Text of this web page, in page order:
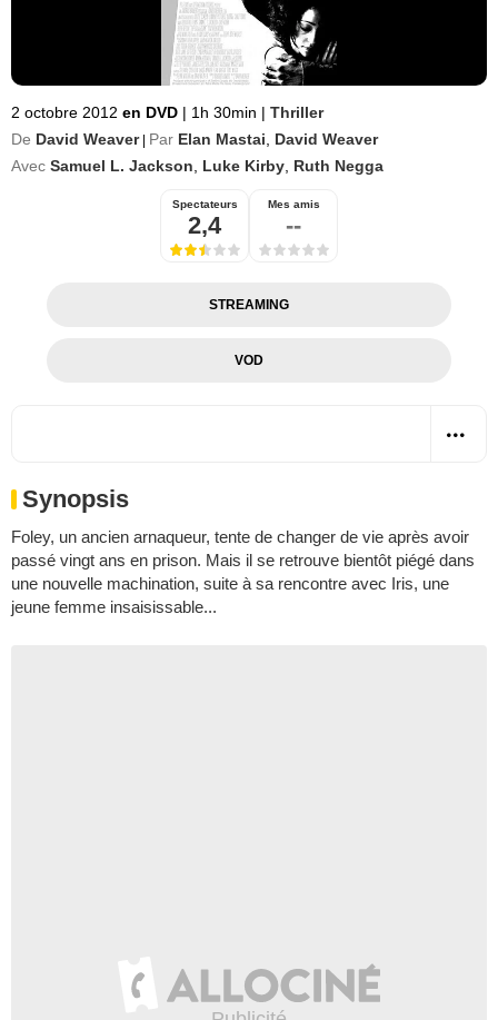
2 octobre 2012 en DVD | 1h 30min | Thriller
De David Weaver Par Elan Mastai
David Weaver
Avec Samuel L. Jackson Luke Kirby Ruth Negga
Spectateurs
2,4
Mes amis
--
STREAMING
VOD
Synopsis
Foley, un ancien arnaqueur, tente de changer de vie après avoir
passé vingt ans en prison. Mais il se retrouve bientôt piégé dans
une nouvelle machination, suite à sa rencontre avec Iris, une
jeune femme insaisissable...